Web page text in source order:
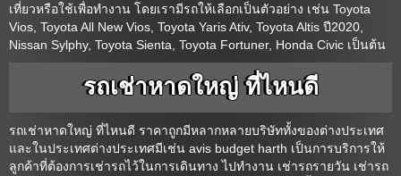
เที่ยวหรือใช้เพื่อทำงาน โดยเรามีรถให้เลือกเป็นตัวอย่าง เช่น Toyota
Vios, Toyota All New Vios, Toyota Yaris Ativ, Toyota Altis ปี2020,
Nissan Sylphy, Toyota Sienta, Toyota Fortuner, Honda Civic เป็นต้น
รถเช่าหาดใหญ่ ที่ไหนดี
รถเช่าหาดใหญ่ ที่ไหนดี ราคาถูกมีหลากหลายบริษัททั้งของต่างประเทศ
และในประเทศต่างประเทศมีเช่น avis budget harth เป็นการบริการให้
ลูกค้าที่ต้องการเช่ารถไว้ในการเดินทาง ไปทำงาน เช่ารถรายวัน เช่ารถ